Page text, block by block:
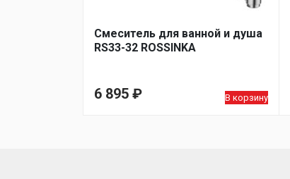
Смеситель для ванной и душа
RS33-32 ROSSINKA
6 895 ₽ В корзину